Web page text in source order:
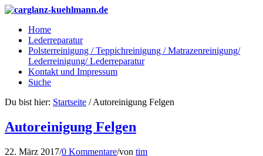
Home
Lederreparatur
Polsterreinigung / Teppichreinigung / Matrazenreinigung/
Lederreinigung/ Lederreparatur
Kontakt und Impressum
Suche
Du bist hier: Startseite / Autoreinigung Felgen
Autoreinigung Felgen
22. März 2017/0 Kommentare/von tim